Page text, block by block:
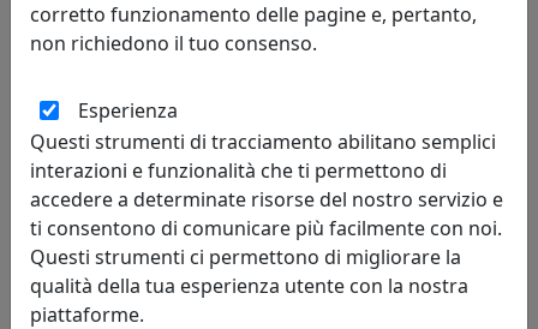
LAMPADA A SOSPENSIONE C2541-ARP COLLEZIONE BELLOTA
FINITURA ARANCIO PESCA
Ferroluce
corretto funzionamento delle pagine e, pertanto,
non richiedono il tuo consenso.
Esperienza
Questi strumenti di tracciamento abilitano semplici
interazioni e funzionalità che ti permettono di
accedere a determinate risorse del nostro servizio e
ti consentono di comunicare più facilmente con noi.
Questi strumenti ci permettono di migliorare la
qualità della tua esperienza utente con la nostra
piattaforme.